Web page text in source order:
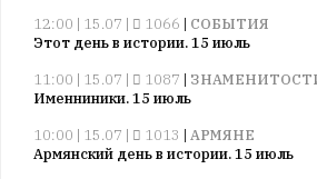
публикации.
Противоположные
мнения
публикуются,
даже
12:00 | 15.07 |
1066 | СОБЫТИЯ
Этот день в истории. 15 июль
11:00 | 15.07 |
1087 |
Именниники. 15 июль
10:00 | 15.07 |
1013 | АРМЯНЕ
Армянский день в истории. 15 июль